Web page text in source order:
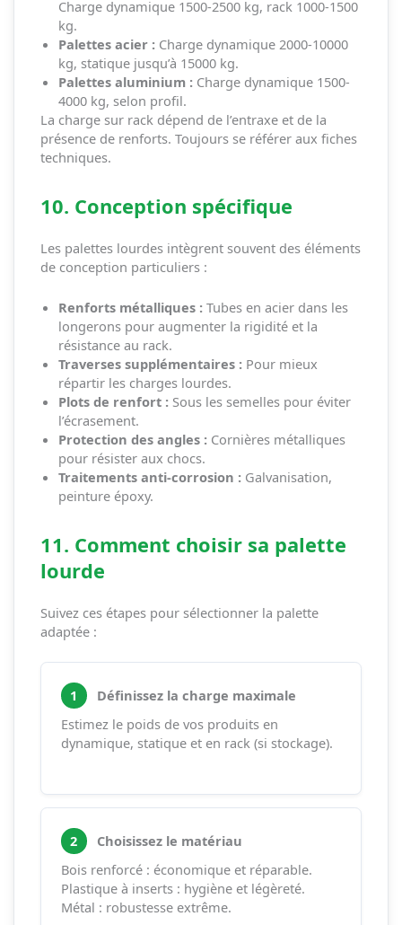
Charge dynamique 1500-2500 kg, rack 1000-1500
kg.
Palettes acier :Charge dynamique 2000-10000
kg, statique jusqu’à 15000 kg.
Palettes aluminium :Charge dynamique 1500-
4000 kg, selon profil.
La charge sur rack dépend de l’entraxe et de la
présence de renforts. Toujours se référer aux fiches
techniques.
10. Conception spécifique
Les palettes lourdes intègrent souvent des éléments
de conception particuliers :
Renforts métalliques :Tubes en acier dans les
longerons pour augmenter la rigidité et la
résistance au rack.
Traverses supplémentaires :Pour mieux
répartir les charges lourdes.
Plots de renfort :Sous les semelles pour éviter
l’écrasement.
Protection des angles :Cornières métalliques
pour résister aux chocs.
Traitements anti-corrosion :Galvanisation,
peinture époxy.
11. Comment choisir sa palette
lourde
Suivez ces étapes pour sélectionner la palette
adaptée :
1
Définissez la charge maximale
Estimez le poids de vos produits en
dynamique, statique et en rack (si stockage).
2
Choisissez le matériau
Bois renforcé : économique et réparable.
Plastique à inserts : hygiène et légèreté.
Métal : robustesse extrême.